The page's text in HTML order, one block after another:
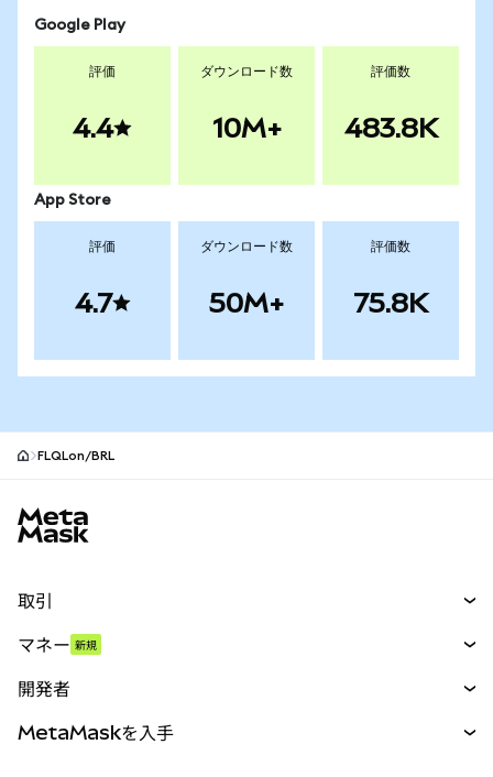
Google Play
評価
4.4
ダウンロード数
10M+
評価数
483.8K
App Store
評価
4.7
ダウンロード数
50M+
評価数
75.8K
FLQLon/BRL
取引
パーペチュアル
RWA
マネー 新規
開発者
MetaMaskを入手